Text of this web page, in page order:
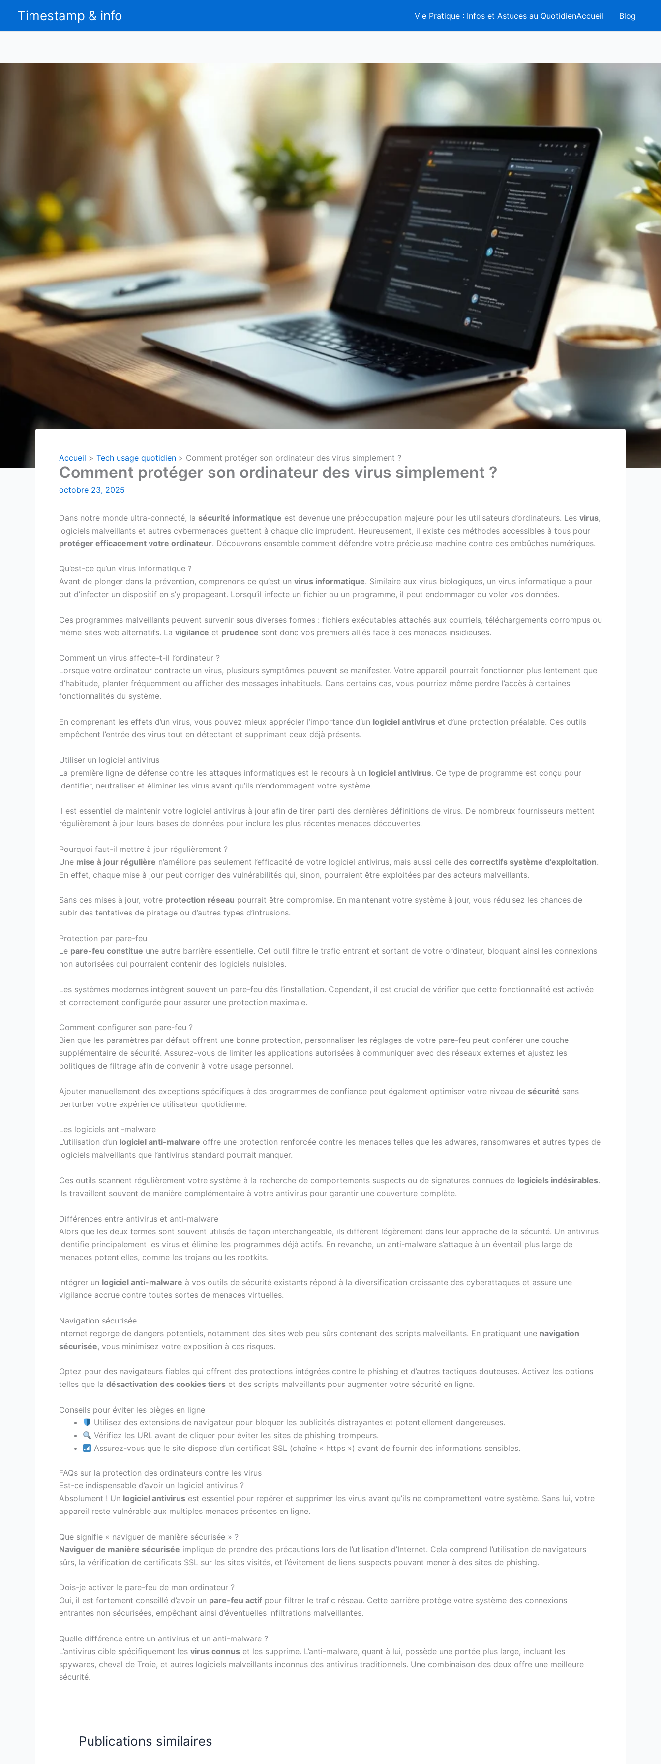
contenu
Timestamp & info Vie Pratique : Infos et Astuces au QuotidienAccueil Blog
Accueil Tech usage quotidien Comment protéger son ordinateur des virus simplement ?
Comment protéger son ordinateur des virus simplement ?
octobre 23, 2025
Dans notre monde ultra-connecté, la sécurité informatique est devenue une préoccupation majeure pour les utilisateurs d’ordinateurs. Les virus,
logiciels malveillants et autres cybermenaces guettent à chaque clic imprudent. Heureusement, il existe des méthodes accessibles à tous pour
protéger efficacement votre ordinateur. Découvrons ensemble comment défendre votre précieuse machine contre ces embûches numériques.
Qu’est-ce qu’un virus informatique ?
Avant de plonger dans la prévention, comprenons ce qu’est un virus informatique. Similaire aux virus biologiques, un virus informatique a pour
but d’infecter un dispositif en s’y propageant. Lorsqu’il infecte un fichier ou un programme, il peut endommager ou voler vos données.
Ces programmes malveillants peuvent survenir sous diverses formes : fichiers exécutables attachés aux courriels, téléchargements corrompus ou
même sites web alternatifs. La vigilance et prudence sont donc vos premiers alliés face à ces menaces insidieuses.
Comment un virus affecte-t-il l’ordinateur ?
Lorsque votre ordinateur contracte un virus, plusieurs symptômes peuvent se manifester. Votre appareil pourrait fonctionner plus lentement que
d’habitude, planter fréquemment ou afficher des messages inhabituels. Dans certains cas, vous pourriez même perdre l’accès à certaines
fonctionnalités du système.
En comprenant les effets d’un virus, vous pouvez mieux apprécier l’importance d’un logiciel antivirus et d’une protection préalable. Ces outils
empêchent l’entrée des virus tout en détectant et supprimant ceux déjà présents.
Utiliser un logiciel antivirus
La première ligne de défense contre les attaques informatiques est le recours à un logiciel antivirus. Ce type de programme est conçu pour
identifier, neutraliser et éliminer les virus avant qu’ils n’endommagent votre système.
Il est essentiel de maintenir votre logiciel antivirus à jour afin de tirer parti des dernières définitions de virus. De nombreux fournisseurs mettent
régulièrement à jour leurs bases de données pour inclure les plus récentes menaces découvertes.
Pourquoi faut-il mettre à jour régulièrement ?
Une mise à jour régulière n’améliore pas seulement l’efficacité de votre logiciel antivirus, mais aussi celle des correctifs système d’exploitation.
En effet, chaque mise à jour peut corriger des vulnérabilités qui, sinon, pourraient être exploitées par des acteurs malveillants.
Sans ces mises à jour, votre protection réseau pourrait être compromise. En maintenant votre système à jour, vous réduisez les chances de
subir des tentatives de piratage ou d’autres types d’intrusions.
Protection par pare-feu
Le pare-feu constitue une autre barrière essentielle. Cet outil filtre le trafic entrant et sortant de votre ordinateur, bloquant ainsi les connexions
non autorisées qui pourraient contenir des logiciels nuisibles.
Les systèmes modernes intègrent souvent un pare-feu dès l’installation. Cependant, il est crucial de vérifier que cette fonctionnalité est activée
et correctement configurée pour assurer une protection maximale.
Comment configurer son pare-feu ?
Bien que les paramètres par défaut offrent une bonne protection, personnaliser les réglages de votre pare-feu peut conférer une couche
supplémentaire de sécurité. Assurez-vous de limiter les applications autorisées à communiquer avec des réseaux externes et ajustez les
politiques de filtrage afin de convenir à votre usage personnel.
Ajouter manuellement des exceptions spécifiques à des programmes de confiance peut également optimiser votre niveau de sécurité sans
perturber votre expérience utilisateur quotidienne.
Les logiciels anti-malware
L’utilisation d’un logiciel anti-malware offre une protection renforcée contre les menaces telles que les adwares, ransomwares et autres types de
logiciels malveillants que l’antivirus standard pourrait manquer.
Ces outils scannent régulièrement votre système à la recherche de comportements suspects ou de signatures connues de logiciels indésirables.
Ils travaillent souvent de manière complémentaire à votre antivirus pour garantir une couverture complète.
Différences entre antivirus et anti-malware
Alors que les deux termes sont souvent utilisés de façon interchangeable, ils diffèrent légèrement dans leur approche de la sécurité. Un antivirus
identifie principalement les virus et élimine les programmes déjà actifs. En revanche, un anti-malware s’attaque à un éventail plus large de
menaces potentielles, comme les trojans ou les rootkits.
Intégrer un logiciel anti-malware à vos outils de sécurité existants répond à la diversification croissante des cyberattaques et assure une
vigilance accrue contre toutes sortes de menaces virtuelles.
Navigation sécurisée
Internet regorge de dangers potentiels, notamment des sites web peu sûrs contenant des scripts malveillants. En pratiquant une navigation
sécurisée, vous minimisez votre exposition à ces risques.
Optez pour des navigateurs fiables qui offrent des protections intégrées contre le phishing et d’autres tactiques douteuses. Activez les options
telles que la désactivation des cookies tiers et des scripts malveillants pour augmenter votre sécurité en ligne.
Conseils pour éviter les pièges en ligne
Utilisez des extensions de navigateur pour bloquer les publicités distrayantes et potentiellement dangereuses.
Vérifiez les URL avant de cliquer pour éviter les sites de phishing trompeurs.
Assurez-vous que le site dispose d’un certificat SSL (chaîne « https ») avant de fournir des informations sensibles.
FAQs sur la protection des ordinateurs contre les virus
Est-ce indispensable d’avoir un logiciel antivirus ?
Absolument ! Un logiciel antivirus est essentiel pour repérer et supprimer les virus avant qu’ils ne compromettent votre système. Sans lui, votre
appareil reste vulnérable aux multiples menaces présentes en ligne.
Que signifie « naviguer de manière sécurisée » ?
Naviguer de manière sécurisée implique de prendre des précautions lors de l’utilisation d’Internet. Cela comprend l’utilisation de navigateurs
sûrs, la vérification de certificats SSL sur les sites visités, et l’évitement de liens suspects pouvant mener à des sites de phishing.
Dois-je activer le pare-feu de mon ordinateur ?
Oui, il est fortement conseillé d’avoir un pare-feu actif pour filtrer le trafic réseau. Cette barrière protège votre système des connexions
entrantes non sécurisées, empêchant ainsi d’éventuelles infiltrations malveillantes.
Quelle différence entre un antivirus et un anti-malware ?
L’antivirus cible spécifiquement les virus connus et les supprime. L’anti-malware, quant à lui, possède une portée plus large, incluant les
spywares, cheval de Troie, et autres logiciels malveillants inconnus des antivirus traditionnels. Une combinaison des deux offre une meilleure
sécurité.
Publications similaires